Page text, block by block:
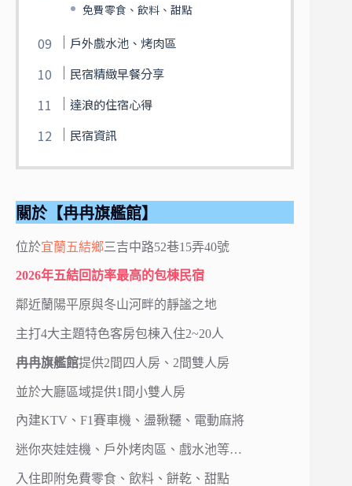
免費零食、飲料、甜點
戶外戲水池、烤肉區
民宿精緻早餐分享
達浪的住宿心得
民宿資訊
關於【冉冉旗艦館】
位於宜蘭五結鄉三吉中路52巷15弄40號
2026年五結回訪率最高的包棟民宿
鄰近蘭陽平原與冬山河畔的靜謐之地
主打4大主題特色客房包棟入住2~20人
冉冉旗艦館提供2間四人房、2間雙人房
並於大廳區域提供1間小雙人房
內建KTV、F1賽車機、盪鞦韆、電動麻將
迷你夾娃娃機、戶外烤肉區、戲水池等…
入住即附免費零食、飲料、餅乾、甜點